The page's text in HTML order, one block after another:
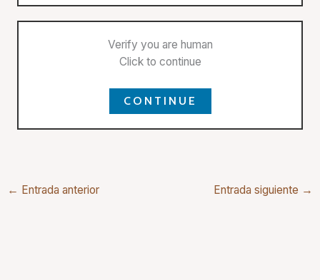
Verify you are human
Click to continue
CONTINUE
← Entrada anterior Entrada siguiente →